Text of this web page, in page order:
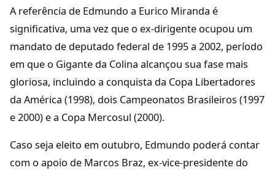
A referência de Edmundo a Eurico Miranda é
significativa, uma vez que o ex-dirigente ocupou um
mandato de deputado federal de 1995 a 2002, período
em que o Gigante da Colina alcançou sua fase mais
gloriosa, incluindo a conquista da Copa Libertadores
da América (1998), dois Campeonatos Brasileiros (1997
e 2000) e a Copa Mercosul (2000).
Caso seja eleito em outubro, Edmundo poderá contar
com o apoio de Marcos Braz, ex-vice-presidente do